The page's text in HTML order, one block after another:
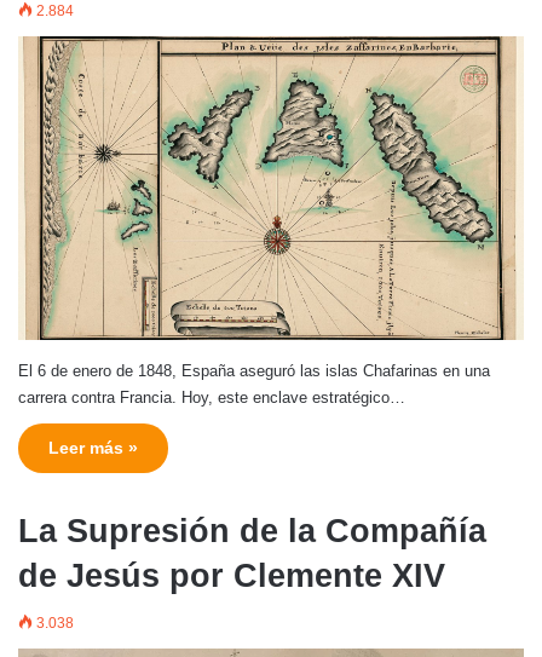
2.884
El 6 de enero de 1848, España aseguró las islas Chafarinas en una
carrera contra Francia. Hoy, este enclave estratégico…
Leer más »
La Supresión de la Compañía
de Jesús por Clemente XIV
3.038